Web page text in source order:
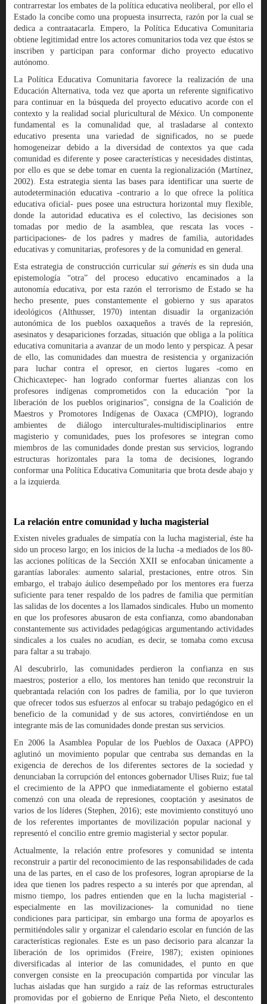
contrarrestar los embates de la política educativa neoliberal, por ello el
Estado la concibe como una propuesta insurrecta, razón por la cual se
dedica a contraatacarla. Empero, la Política Educativa Comunitaria
obtiene legitimidad entre los actores comunitarios toda vez que éstos se
inscriben y participan para conformar dicho proyecto educativo
autónomo.
La Política Educativa Comunitaria favorece la realización de una
Educación Alternativa, toda vez que aporta un referente significativo
para continuar en la búsqueda del proyecto educativo acorde con el
contexto y la realidad social pluricultural de México. Un componente
fundamental es la comunalidad que, al trasladarse al contexto
educativo presenta una variedad de significados, no se puede
homogeneizar debido a la diversidad de contextos ya que cada
comunidad es diferente y posee características y necesidades distintas,
por ello es que se debe tomar en cuenta la regionalización (Martínez,
2002). Esta estrategia sienta las bases para identificar una suerte de
autodeterminación educativa -contrario a lo que ofrece la política
educativa oficial- pues posee una estructura horizontal muy flexible,
donde la autoridad educativa es el colectivo, las decisiones son
tomadas por medio de la asamblea, que rescata las voces -
participaciones- de los padres y madres de familia, autoridades
educativas y comunitarias, profesores y de la comunidad en general.
Esta estrategia de construcción curricular sui génerises sin duda una
epistemología “otra” del proceso educativo encaminados a la
autonomía educativa, por esta razón el terrorismo de Estado se ha
hecho presente, pues constantemente el gobierno y sus aparatos
ideológicos (Althusser, 1970) intentan disuadir la organización
autonómica de los pueblos oaxaqueños a través de la represión,
asesinatos y desapariciones forzadas, situación que obliga a la política
educativa comunitaria a avanzar de un modo lento y perspicaz. A pesar
de ello, las comunidades dan muestra de resistencia y organización
para luchar contra el opresor, en ciertos lugares -como en
Chichicaxtepec- han logrado conformar fuertes alianzas con los
profesores indígenas comprometidos con la educación “por la
liberación de los pueblos originarios”, consigna de la Coalición de
Maestros y Promotores Indígenas de Oaxaca (CMPIO), logrando
ambientes de diálogo interculturales-multidisciplinarios entre
magisterio y comunidades, pues los profesores se integran como
miembros de las comunidades donde prestan sus servicios, logrando
estructuras horizontales para la toma de decisiones, logrando
conformar una Política Educativa Comunitaria que brota desde abajo y
a la izquierda.
La relación entre comunidad y lucha magisterial
Existen niveles graduales de simpatía con la lucha magisterial, éste ha
sido un proceso largo; en los inicios de la lucha -a mediados de los 80-
las acciones políticas de la Sección XXII se enfocaban únicamente a
garantías laborales: aumento salarial, prestaciones, entre otros. Sin
embargo, el trabajo áulico desempeñado por los mentores era fuerza
suficiente para tener respaldo de los padres de familia que permitían
las salidas de los docentes a los llamados sindicales. Hubo un momento
en que los profesores abusaron de esta confianza, como abandonaban
constantemente sus actividades pedagógicas argumentando actividades
sindicales a los cuales no acudían, es decir, se tomaba como excusa
para faltar a su trabajo.
Al descubrirlo, las comunidades perdieron la confianza en sus
maestros; posterior a ello, los mentores han tenido que reconstruir la
quebrantada relación con los padres de familia, por lo que tuvieron
que ofrecer todos sus esfuerzos al enfocar su trabajo pedagógico en el
beneficio de la comunidad y de sus actores, convirtiéndose en un
integrante más de las comunidades donde prestan sus servicios.
En 2006 la Asamblea Popular de los Pueblos de Oaxaca (APPO)
aglutinó un movimiento popular que centraba sus demandas en la
exigencia de derechos de los diferentes sectores de la sociedad y
denunciaban la corrupción del entonces gobernador Ulises Ruiz; fue tal
el crecimiento de la APPO que inmediatamente el gobierno estatal
comenzó con una oleada de represiones, cooptación y asesinatos de
varios de los líderes (Stephen, 2016); este movimiento constituyó uno
de los referentes importantes de movilización popular nacional y
representó el concilio entre gremio magisterial y sector popular.
Actualmente, la relación entre profesores y comunidad se intenta
reconstruir a partir del reconocimiento de las responsabilidades de cada
una de las partes, en el caso de los profesores, logran apropiarse de la
idea que tienen los padres respecto a su interés por que aprendan, al
mismo tiempo, los padres entienden que en la lucha magisterial -
especialmente en las movilizaciones- la comunidad no tiene
condiciones para participar, sin embargo una forma de apoyarlos es
permitiéndoles salir y organizar el calendario escolar en función de las
características regionales. Este es un paso decisorio para alcanzar la
liberación de los oprimidos (Freire, 1987); existen opiniones
diversificadas al interior de las comunidades, el punto en que
convergen consiste en la preocupación compartida por vincular las
luchas aisladas que han surgido a raíz de las reformas estructurales
promovidas por el gobierno de Enrique Peña Nieto, el descontento